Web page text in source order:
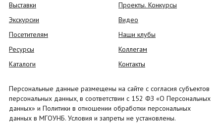
Выставки
Экскурсии
Посетителям
Ресурсы
Каталоги
Проекты. Конкурсы
Видео
Наши клубы
Коллегам
Контакты
Персональные данные размещены на сайте с согласия субъектов
персональных данных, в соответствии с 152 ФЗ «О Персональных
данных» и Политики в отношении обработки персональных
данных в МГОУНБ. Условия и запреты не установлены.